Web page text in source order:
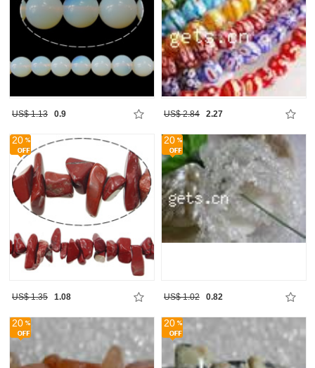
US$ 1.13 0.9 US$ 2.84 2.27
20
US$ 1.35 1.08
20
US$ 1.02 0.82
20 20